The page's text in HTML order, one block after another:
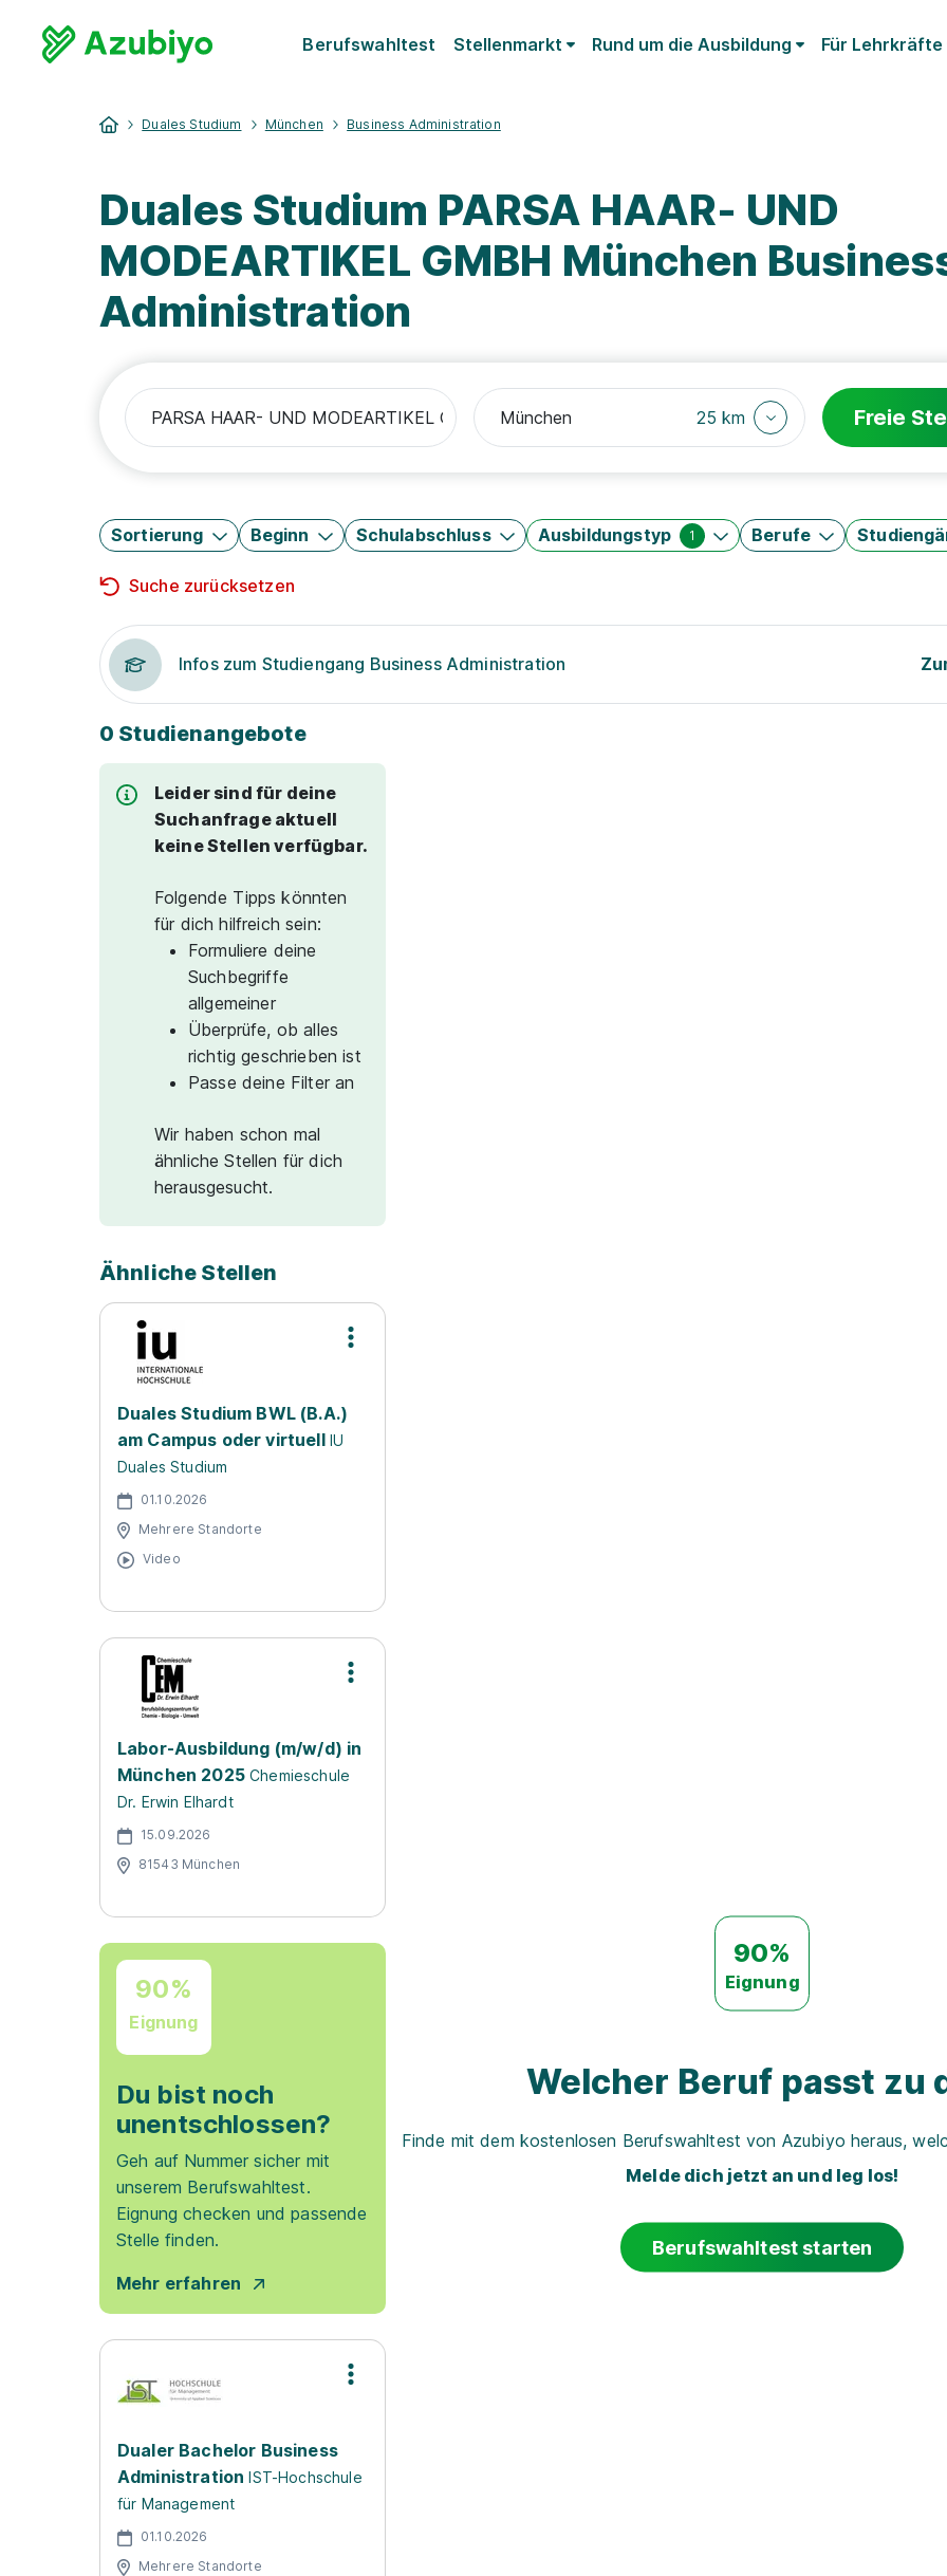
Berufswahltest Stellenmarkt Rund um die Ausbildung Für Lehrkräfte
Duales Studium München Business Administration
Duales Studium PARSA HAAR- UND
MODEARTIKEL GMBH München
Administration
25 km Freie
Sortierung Beginn Schulabschluss Ausbildungstyp 1 Berufe
Suche zurücksetzen
Infos zum Studiengang Business Administration
0 Studienangebote
Leider sind für deine
Suchanfrage aktuell
keine Stellen verfügbar.
Folgende Tipps könnten
für dich hilfreich sein:
Formuliere deine
Suchbegriffe
allgemeiner
Überprüfe, ob alles
richtig geschrieben ist
Passe deine Filter an
Wir haben schon mal
ähnliche Stellen für dich
herausgesucht.
Ähnliche Stellen
Duales Studium BWL (B.A.)
am Campus oder virtuell IU
Duales Studium
01.10.2026
Mehrere Standorte
Video
Labor-Ausbildung (m/w/d) in
München 2025 Chemieschule
Dr. Erwin Elhardt
15.09.2026
81543 München
90%
Eignung
Du bist noch
unentschlossen?
Geh auf Nummer sicher mit
unserem Berufswahltest.
Eignung checken und passende
Stelle finden.
Mehr erfahren
Dualer Bachelor Business
Administration IST-Hochschule
für Management
01.10.2026
Mehrere Standorte
90%
Eignung
Welcher Beruf passt zu
Finde mit dem kostenlosen Berufswahltest von Azubiyo heraus,
Melde dich jetzt an und leg los!
Berufswahltest starten